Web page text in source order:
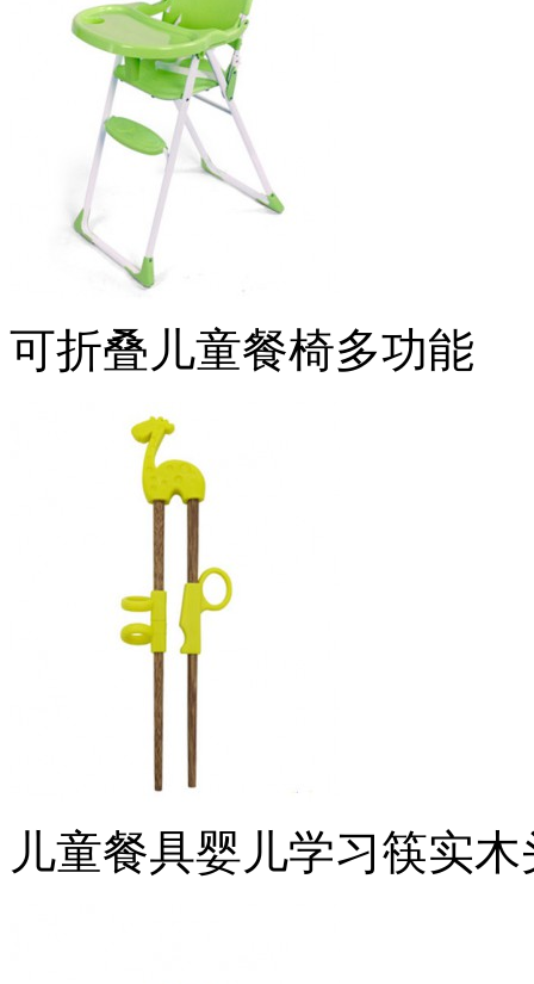
可折叠儿童餐椅多功能
儿童餐具婴儿学习筷实